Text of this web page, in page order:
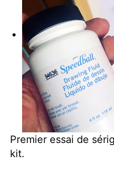
Premier essai de
kit.